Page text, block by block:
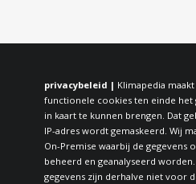
privacybeleid | Klimapedia
functionele cookies ten einde het
in kaart te kunnen brengen. Dat
IP-adres wordt gemaskeerd. Wij
On-Premise waarbij de gegevens
beheerd en geanalyseerd
gegevens zijn derhalve niet voor